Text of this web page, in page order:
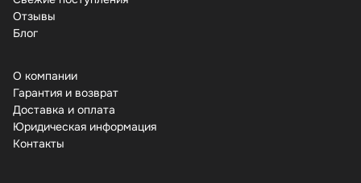
Отзывы
Бло
О компании
Гарантия и возврат
Доставка и оплата
Юридическая информация
Контакты